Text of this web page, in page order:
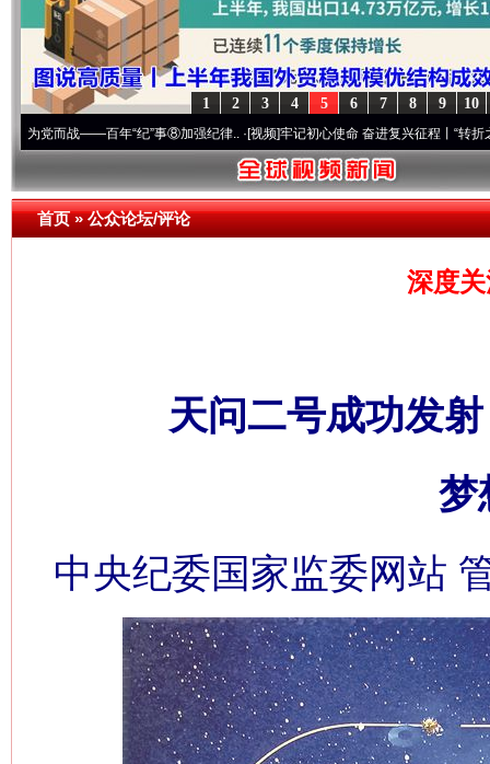
10
9
8
7
6
5
4
3
2
1
——百年“纪”事⑧加强纪律..·[视频]牢记初心使命 奋进复兴征程丨“转折之城”激荡..
首页»公众论坛/评论
深度
天问二号成功发
梦
中央纪委国家监委网站